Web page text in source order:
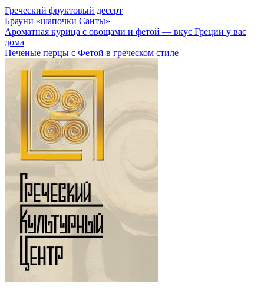
Греческий фруктовый десерт
Брауни «шапочки Санты»
Ароматная курица с овощами и фетой — вкус Греции у вас
дома
Печеные перцы с Фетой в греческом стиле